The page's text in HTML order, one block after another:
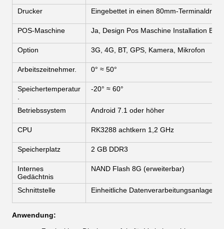
Drucker Eingebettet in einen 80mm-
POS-Maschine Ja, Design Pos Maschine Installation
Option 3G, 4G, BT, GPS, Kamera, Mikrofon
Arbeitszeitnehmer. 0° ≈ 50°
Speichertemperatur
-20° ≈ 60°
Betriebssystem Android 7.1 oder höher
CPU RK3288 achtkern 1,2 GHz
Speicherplatz 2 GB DDR3
Internes
Gedächtnis
NAND Flash 8G (erweiterbar)
Schnittstelle Einheitliche Datenverarbeitungsanlagen
Anwendung: